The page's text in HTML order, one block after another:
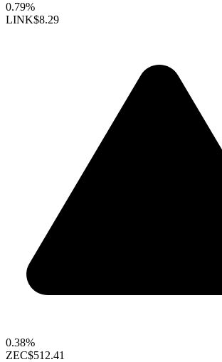
0.79%
LINK$8.29
0.38%
ZEC$512.41